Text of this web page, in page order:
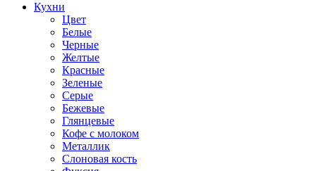
Кухни
Цвет
Белые
Черные
Желтые
Красные
Зеленые
Серые
Бежевые
Глянцевые
Кофе с молоком
Металлик
Слоновая кость